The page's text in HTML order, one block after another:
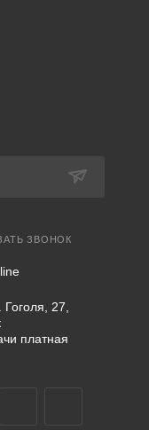
ЗВОНОК
Гоголя, 27,
платная